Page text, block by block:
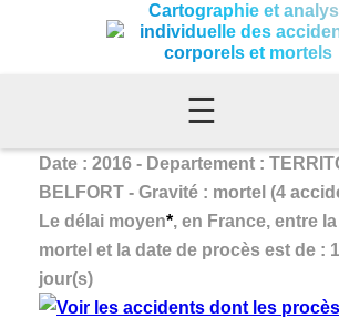
Cartographie et
individuelle des
corporels et mortels
☰
Date : 2016 - Departement :
BELFORT - Gravité : mortel (4
Le délai moyen*, en France, entre
mortel et la date de procès est de :
jour(s)